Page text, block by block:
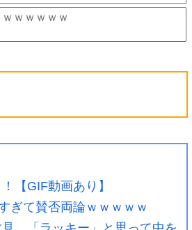
ｗｗｗｗｗ
【GIF動画あり】
ぎて賛否両論ｗｗｗｗｗ